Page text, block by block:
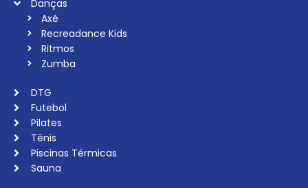
Danças
Axé
Recreadance Kids
Ritmos
Zumba
DTG
Futebol
Pilates
Tênis
Piscinas Térmicas
Sauna